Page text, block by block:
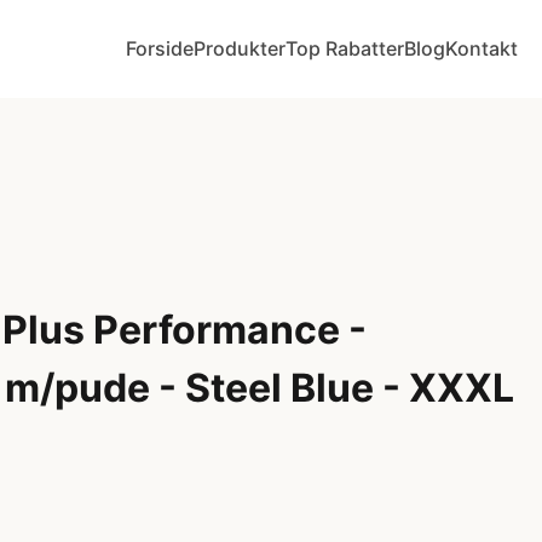
ForsideProdukterTop RabatterBlogKontakt
Performance -
pude - Steel Blue - XXXL